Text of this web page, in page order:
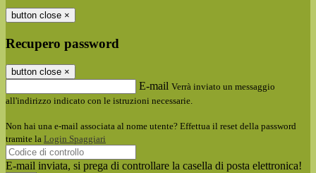
button close ×
Recupero password
button close ×
E-mail Verrà inviato un messaggio
all'indirizzo indicato con le istruzioni necessarie.
Non hai una e-mail associata al nome utente? Effettua il reset della password
tramite la Login Spaggiari
E-mail inviata, si prega di controllare la casella di posta elettronica!